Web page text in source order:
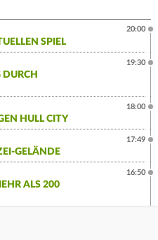
SPIEL
20:00
DURCH
19:30
HULL CITY
18:00
GELÄNDE
17:49
ALS 200
16:50